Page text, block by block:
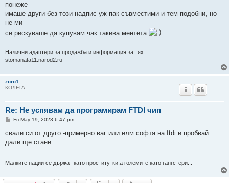
понеже
имаше други без този надпис уж пак съвместими и тем подобни, но
не ми
се рискуваше да купувам чак такива ментета
Налични адаптери за продажба и информация за тях:
stomanata11.narod2.ru
zoro1
КОЛЕГА
Re: Не успявам да програмирам FTDI чип
P
s
Fri May 19, 2023 6:47 pm
свали си от друго -примерно ваг или елм софта на ftdi и пробвай
дали ще стане.
Малките нации се държат като проститутки,а големите като гангстери...